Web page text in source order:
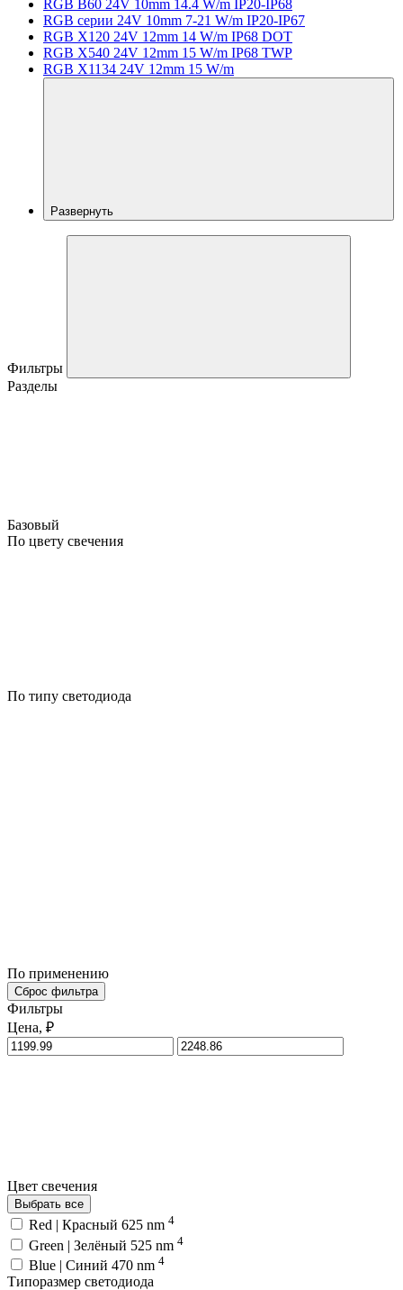
RGB B60 24V 10mm 14.4 W/m IP20-IP68
RGB серии 24V 10mm 7-21 W/m IP20-IP67
RGB X120 24V 12mm 14 W/m IP68 DOT
RGB X540 24V 12mm 15 W/m IP68 TWP
RGB X1134 24V 12mm 15 W/m
Развернуть
Фильтры
Разделы
Базовый
По цвету свечения
По типу светодиода
По применению
Сброс фильтра
Фильтры
Цена, ₽
Цвет свечения
Выбрать все
Red | Красный 625 nm 4
Green | Зелёный 525 nm 4
Blue | Синий 470 nm 4
Типоразмер светодиода